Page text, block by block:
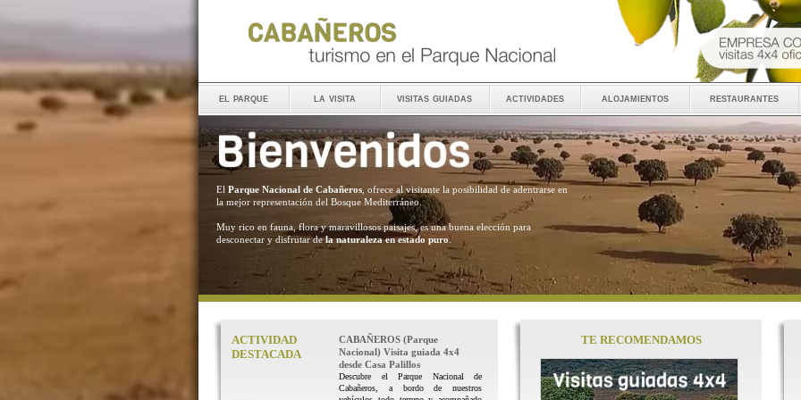
el parque la visita visitas guiadas actividades alojamientos restaurantes
El Parque Nacional de Cabañeros , ofrece al visitante la posibilidad de adentrarse en
la mejor representación del Bosque Mediterráneo.
Muy rico en fauna, flora y maravillosos paisajes, es una buena elección para
desconectar y disfrutar dela naturaleza en estado puro .
ACTIVIDAD
DESTACADA
CABAÑEROS (Parque
Nacional) Visita guiada 4x4
desde Casa Palillos
Descubre el Parque Nacional de
Cabañeros, a bordo de nuestros
TE RECOMENDAMOS